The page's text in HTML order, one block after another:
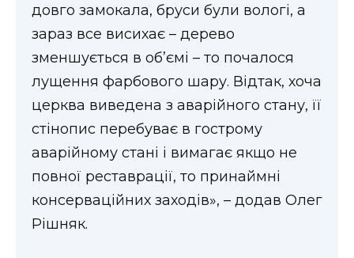
довго замокала, бруси були вологі, а
зараз все висихає – дерево
зменшується в об’ємі – то почалося
лущення фарбового шару. Відтак, хоча
церква виведена з аварійного стану, її
стінопис перебуває в гострому
аварійному стані і вимагає якщо не
повної реставрації, то принаймні
консерваційних заходів», – додав Олег
Рішняк.